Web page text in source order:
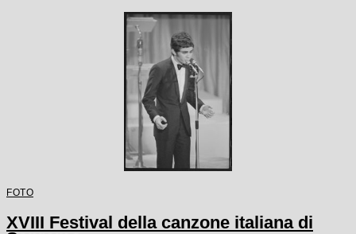
FOTO
XVIII Festival della canzone italiana di